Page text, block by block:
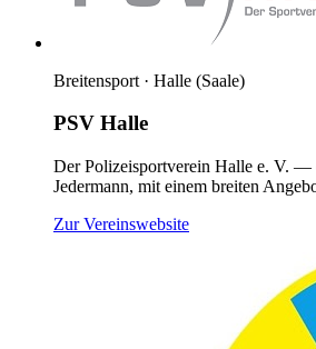
Breitensport · Halle (Saale)
PSV Halle
Der Polizeisportverein Halle e. V. —
Jedermann, mit einem breiten
Zur Vereinswebsite(öffnet neues